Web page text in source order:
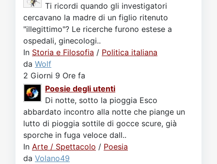
Ti ricordi quando gli investigatori
cercavano la madre di un figlio ritenuto
"illegittimo"? Le ricerche furono estese a
ospedali, ginecologi..
In Storia e Filosofia / Politica italiana
da Wolf
2 Giorni 9 Ore fa
Poesie degli utenti
Di notte, sotto la pioggia Esco
abbardato incontro alla notte che piange un
lutto di pioggia sottile di gocce scure, già
sporche in fuga veloce dall..
In Arte / Spettacolo / Poesia
da Volano49